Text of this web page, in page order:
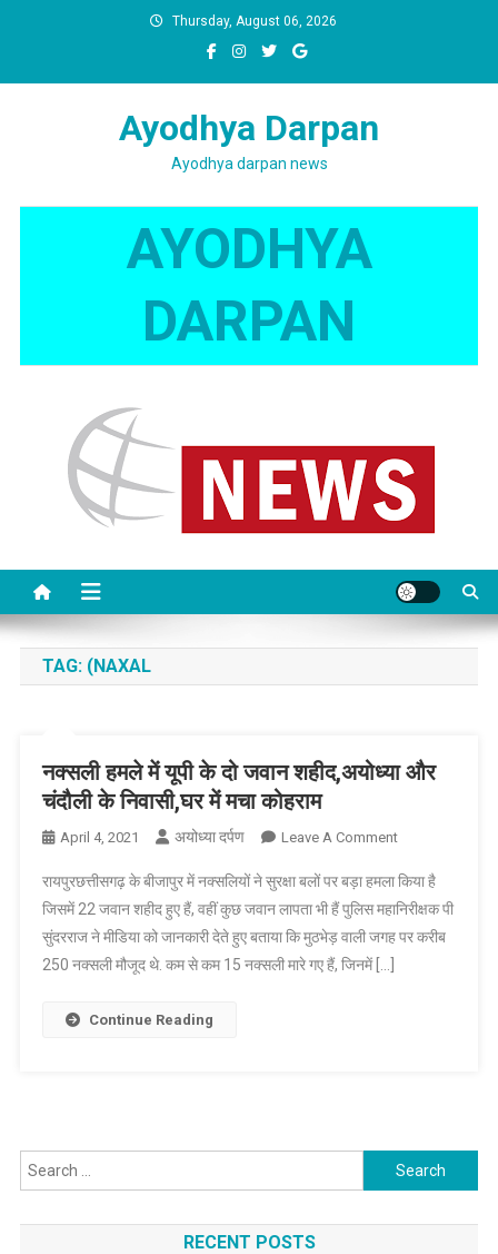
Thursday, August 06, 2026
Ayodhya Darpan
Ayodhya darpan news
AYODHYA
DARPAN
TAG: (NAXAL
नक्सली हमले में यूपी के दो जवान शहीद,अयोध्या और
चंदौली के निवासी,घर में मचा कोहराम
April 4, 2021 अयोध्या दर्पण Leave A CommentOn
हमले
में
यूपी
में
मचा
कोहराम
रायपुरछत्तीसगढ़ के बीजापुर में नक्सलियों ने सुरक्षा बलों पर बड़ा हमला किया है
जिसमें 22 जवान शहीद हुए हैं, वहीं कुछ जवान लापता भी हैं पुलिस महानिरीक्षक पी
सुंदरराज ने मीडिया को जानकारी देते हुए बताया कि मुठभेड़ वाली जगह पर करीब
250 नक्सली मौजूद थे. कम से कम 15 नक्सली मारे गए हैं, जिनमें […]
Continue Reading
Search
for:
RECENT POSTS